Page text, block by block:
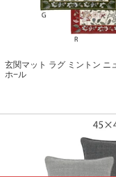
玄関マット ラグ ミントン ニ
ホ−ル